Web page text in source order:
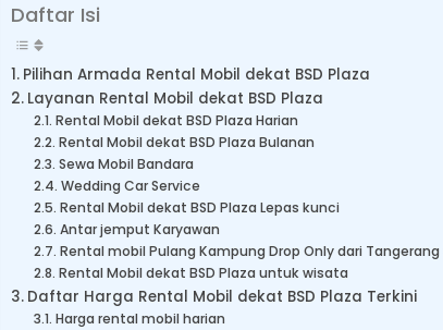
Daftar Isi
Pilihan Armada Rental Mobil dekat BSD Plaza
Layanan Rental Mobil dekat BSD Plaza
Rental Mobil dekat BSD Plaza Harian
Rental Mobil dekat BSD Plaza Bulanan
Sewa Mobil Bandara
Wedding Car Service
Rental Mobil dekat BSD Plaza Lepas kunci
Antar jemput Karyawan
Rental mobil Pulang Kampung Drop Only dari
Rental Mobil dekat BSD Plaza untuk wisata
Daftar Harga Rental Mobil dekat BSD Plaza Terkini
Harga rental mobil harian